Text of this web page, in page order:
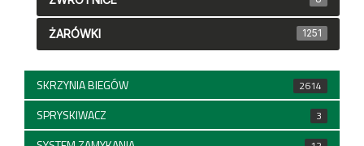
ŻARÓWKI 1251
SKRZYNIA BIEGÓW 2614
SPRYSKIWACZ 3